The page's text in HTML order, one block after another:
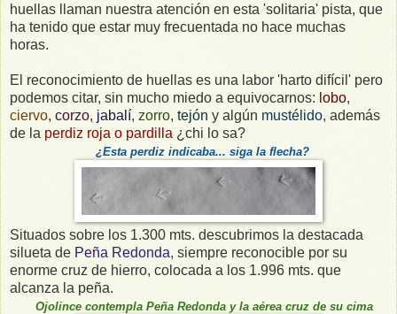
huellas llaman nuestra atención en esta 'solitaria' pista, que
ha tenido que estar muy frecuentada no hace muchas
horas.
El reconocimiento de huellas es una labor 'harto difícil' pero
podemos citar, sin mucho miedo a equivocarnos: lobo,
ciervo, corzo, jabalí, zorro, tejón y algún mustélido, además
de la perdiz roja o pardilla ¿chi lo sa?
¿Esta perdiz indicaba... siga la flecha?
Situados sobre los 1.300 mts. descubrimos la destacada
silueta de Peña Redonda, siempre reconocible por su
enorme cruz de hierro, colocada a los 1.996 mts. que
alcanza la peña.
Ojolince contempla Peña Redonda y la aérea cruz de su cima